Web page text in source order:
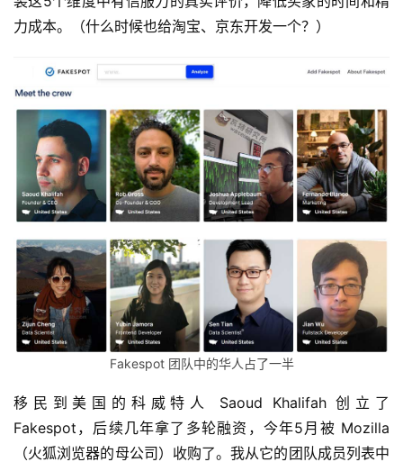
力成本。（什么时候也给淘宝、京东开发一个？）
Fakespot 团队中的华人占了一半
移民到美国的科威特人 Saoud Khalifah 创立了
Fakespot，后续几年拿了多轮融资，今年5月被 Mozilla
（火狐浏览器的母公司）收购了。我从它的团队成员列表中